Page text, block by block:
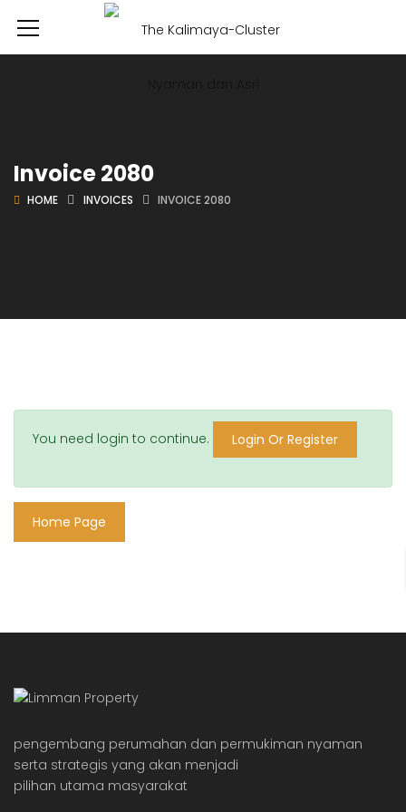
Invoice 2080
HOME INVOICES INVOICE 2080
You need login to continue. Login Or Register
Home Page
pengembang perumahan dan permukiman nyaman
serta strategis yang akan menjadi
pilihan utama masyarakat